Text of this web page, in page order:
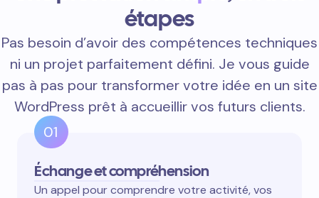
étapes
Pas besoin d’avoir des compétences techniques
ni un projet parfaitement défini. Je vous guide
pas à pas pour transformer votre idée en un site
WordPress prêt à accueillir vos futurs clients.
01
Échange et compréhension
Un appel pour comprendre votre activité, vos